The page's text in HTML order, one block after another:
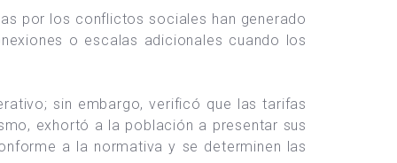
por los conflictos sociales han generado
o escalas adicionales cuando los
sin embargo, verificó que las tarifas
exhortó a la población a presentar sus
a la normativa y se determinen las